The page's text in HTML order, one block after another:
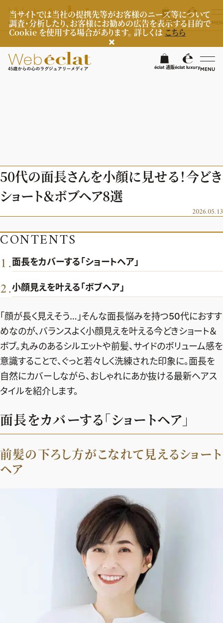
当サイトでは当社の提携先等がお客様のニーズ等について
調査・分析したり、お客様にお勧めの広告を表示する目的で
Cookie を使用する場合があります。 詳しくはこちら
éclat 通販éclat luxuryMENU検
8月の毎日コーデ
50代なに着てる？
ヘアスタイル・ヘアケア
エイジングケア
メイク
50代ベストコスメ
ヘルスケア
ヘルスケアTOPICS
更年期
ストレッチ・エクササイズ
ダイエット
ライフスタイル
ゴルフ
住まい
旅行＆グルメ
50代のお悩み
エクラ 華組ランキング
チームJマダムメンバー一覧
チームJマダムランキング
チームJマダム特集
編集長コラム
あら、素敵☆ 手帖
占い
イヴルルド遙華の12星座占い
スペシャル占い
試し読み
エクラ通販
エクラプレミアムNEWS
通販ランキング
エクラプレミアム通販
from編集部
インフォメーション
éclat 通販éclat luxury
50代の面長さんを小顔に見せる！今どき
ショート＆ボブヘア8選
2026.05.13
CONTENTS
1 .面長をカバーする「ショートヘア」
2 .小顔見えを叶える「ボブヘア」
「顔が長く見えそう…」そんな面長悩みを持つ50代におすす
めなのが、バランスよく小顔見えを叶える今どきショート＆
ボブ。丸みのあるシルエットや前髪、サイドのボリューム感を
意識することで、ぐっと若々しく洗練された印象に。面長を
自然にカバーしながら、おしゃれにあか抜ける最新ヘアス
タイルを紹介します。
面長をカバーする「ショートヘア」
前髪の下ろし方がこなれて見えるショート
ヘア